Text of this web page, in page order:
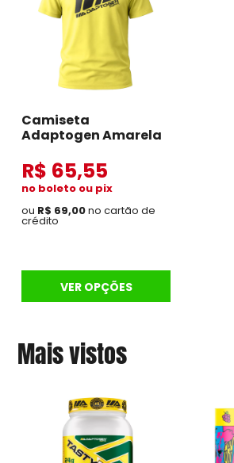
Camiseta
Adaptogen Amarela
R$ 65,55
no boleto ou pix
ou R$ 69,00no cartão de
crédito
VER OPÇÕES
Mais vistos